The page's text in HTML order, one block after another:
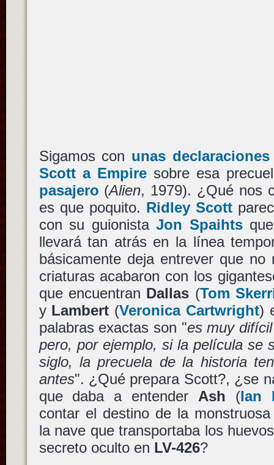
Sigamos con unas
Scott a Empiresobre esa
pasajero (Alien, 1979). ¿Qué nos
es que poquito. Ridley Scott
con su guionistaJon Spaihtsque
llevará tan atrás en la línea
básicamente deja entrever que
criaturas acabaron con los
que encuentran Dallas (Tom
y Lambert (Veronica Cartwright)
palabras exactas son "es muy
pero, por ejemplo, si la película se
siglo, la precuela de la historia
antes". ¿Qué prepara Scott?, ¿se
que daba a entender Ash (Ian
contar el destino de la
la nave que transportaba los
secreto oculto en LV-426?